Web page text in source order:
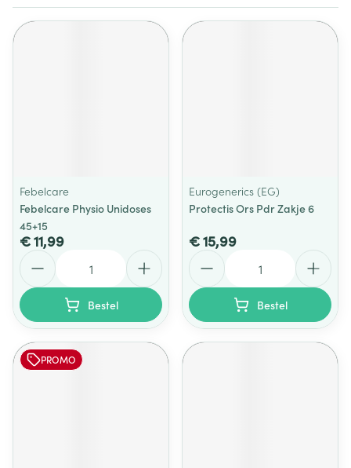
Febelcare
Febelcare Physio Unidoses
45+15
€ 11,99
Bestel
Eurogenerics (EG)
Protectis Ors Pdr Zakje 6
€ 15,99
Bestel
PROMO